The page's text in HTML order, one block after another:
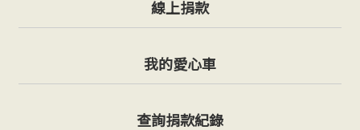
線上捐款
我的愛心車
查詢捐款紀錄